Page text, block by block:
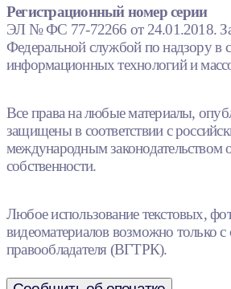
Регистрационный номер серии
ЭЛ № ФС 77-72266 от 24.01.2018.
Федеральной службой по надзору в
информационных технологий и
Все права на любые материалы,
защищены в соответствии с
международным законодательством
собственности.
Любое использование текстовых,
видеоматериалов возможно только с
правообладателя (ВГТРК).